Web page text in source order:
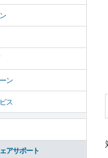
ン
ス
アサポート